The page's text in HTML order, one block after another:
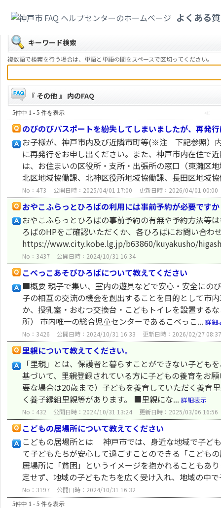
よくある
戻る
キーワード検索
複数語で検索を行う場合は、単語と単語の間をスペースで区切ってください。
『 その他 』 内のFAQ
5件中 1 - 5 件を表示 ≪
のびのびパスポートを紛失してしまいましたが、再発
お子様が、神戸市内及び近隣市町等(※注 下記参照）
に再発行をお申し出ください。また、神戸市内在住で
は、お住まいの区役所・支所・出張所の窓口（東灘区
北区地域協働課、北神区役所地域協働課、長田区地域
No：473 公開日時：2025/04/01 17:00 更新日時：2026/04/01 00:00
おやこふらっとひろばの利用には事前予約が必要ですか
おやこふらっとひろばの事前予約の有無や予約方法等
ろばのHPをご確認いただくか、各ひろばにお問い合
https://www.city.kobe.lg.jp/b63860/kuyakusho/
No：3437 公開日時：2024/10/31 16:34
こべっこあそびひろばについて教えてください
■概要 親子で集い、室内の遊具などで安心・安全にの
子の相互の交流の機会を創出することを目的として市
か、授乳室・おむつ交換台・こどもトイレを設置する
所） 市内唯一の総合児童センターであるこべっこ... 詳細
No：3426 公開日時：2024/10/31 16:33 更新日時：2026/02/27 08:37
里親について教えてください。
「里親」とは、保護者と暮らすことができない子ども
基づいて、里親登録されている方に子どもの養育をお
要な場合は20歳まで）子どもを養育していただく養育
く養子縁組里親等があります。 ■里親にな... 詳細表示
No：432 公開日時：2024/10/31 13:24 更新日時：2025/03/06 16:56
こどもの居場所について教えてください
こどもの居場所とは 神戸市では、身近な地域で子ど
て子どもたちが安心して過ごすことのできる「こど
居場所に「貧困」というイメージを抱かれることもあ
定せず、地域の子どもたちを広く受け入れ、地域の中
No：3197 公開日時：2024/10/31 16:32
5件中 1 - 5 件を表示